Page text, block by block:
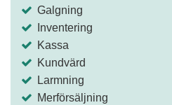
Galgning
Inventering
Kassa
Kundvärd
Larmning
Merförsäljning